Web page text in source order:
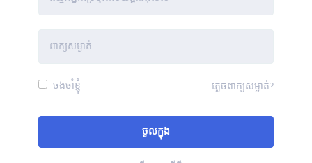
ចងចាំខ្ញុំ ភ្លេចពាក្យសម្ងាត់?